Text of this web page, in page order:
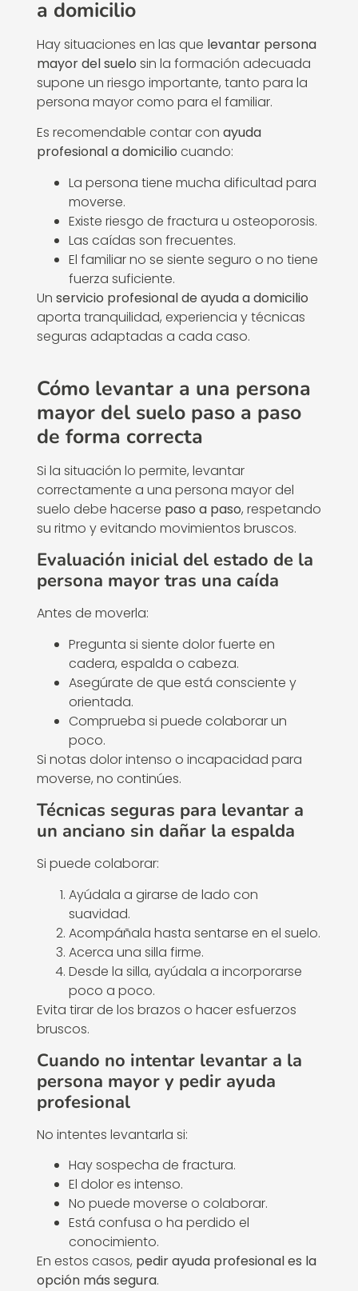
a domicilio
Hay situaciones en las que levantar persona
mayor del suelo sin la formación adecuada
supone un riesgo importante, tanto para la
persona mayor como para el familiar.
Es recomendable contar con ayuda
profesional a domicilio cuando:
La persona tiene mucha dificultad para
moverse.
Existe riesgo de fractura u osteoporosis.
Las caídas son frecuentes.
El familiar no se siente seguro o no tiene
fuerza suficiente.
Un servicio profesional de ayuda a domicilio
aporta tranquilidad, experiencia y técnicas
seguras adaptadas a cada caso.
Cómo levantar a una persona
mayor del suelo paso a paso
de forma correcta
Si la situación lo permite, levantar
correctamente a una persona mayor del
suelo debe hacerse paso a paso, respetando
su ritmo y evitando movimientos bruscos.
Evaluación inicial del estado de la
persona mayor tras una caída
Antes de moverla:
Pregunta si siente dolor fuerte en
cadera, espalda o cabeza.
Asegúrate de que está consciente y
orientada.
Comprueba si puede colaborar un
poco.
Si notas dolor intenso o incapacidad para
moverse, no continúes.
Técnicas seguras para levantar a
un anciano sin dañar la espalda
Si puede colaborar:
Ayúdala a girarse de lado con
suavidad.
Acompáñala hasta sentarse en el suelo.
Acerca una silla firme.
Desde la silla, ayúdala a incorporarse
poco a poco.
Evita tirar de los brazos o hacer esfuerzos
bruscos.
Cuando no intentar levantar a la
persona mayor y pedir ayuda
profesional
No intentes levantarla si:
Hay sospecha de fractura.
El dolor es intenso.
No puede moverse o colaborar.
Está confusa o ha perdido el
conocimiento.
En estos casos, pedir ayuda profesional es la
opción más segura.